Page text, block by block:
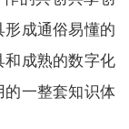
成通俗易懂的
成熟的数字化
一整套知识体